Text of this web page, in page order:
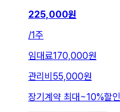
225,000원
/1주
임대료170,000원
관리비 55,000원
장기계약 최대~10%할인